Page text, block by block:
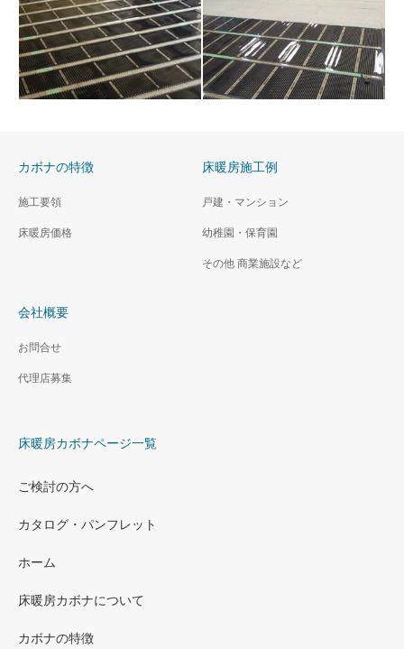
福岡市ヨガスタジオ
床暖房施工 床暖房施工
床暖房 + フローリング仕上
げ
カボナの特徴
施工要領
床暖房価格
床暖房施工例
戸建・マンション
幼稚園・保育園
その他 商業施設など
会社概要
お問合せ
代理店募集
床暖房カボナページ一覧
ご検討の方へ
カタログ・パンフレット
ホーム
床暖房カボナについて
カボナの特徴